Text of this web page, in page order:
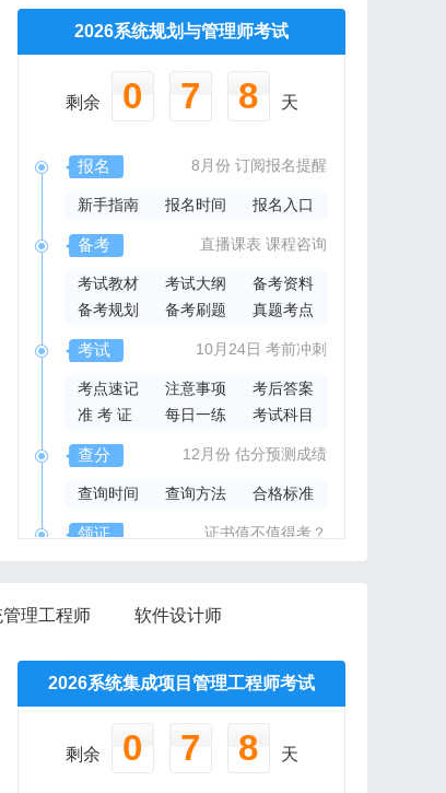
2026年系规内部辅导资料
报班免费邮寄辅导资料
信管网精心组编资料集
2026系统规划与管理师考试
剩余 0 7 8 天
报名 8月份 订阅报名提醒
新手指南 报名时间 报名入口
备考 直播课表 课程咨询
考试教材 考试大纲
备考资料
备考规划
备考刷题 真题考点
考试 10月24日 考前冲刺
考点速记 注意事项
考后答案
准 考 证
每日一练 考试科目
查分 12月份 估分预测成绩
查询时间 查询方法 合格标准
领证 证书值不值得考？
理工程师 软件设计师
2026系统集成项目管理工程师考试
剩余 0 7 8 天